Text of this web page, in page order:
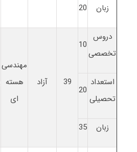
زبان 20
دروس
تخصصی
10
39 آزاد
مهندسی
هسته
ای
استعداد
تحصیلی
20
زبان 35